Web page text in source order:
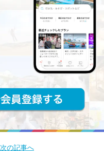
次の記事へ